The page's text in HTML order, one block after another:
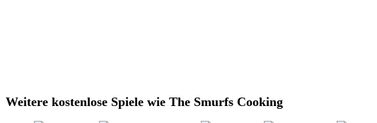
Weitere kostenlose Spiele wie The Smurfs Cooking